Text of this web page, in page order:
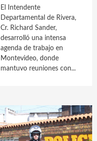
El Intendente
Departamental de Rivera,
Cr. Richard Sander,
desarrolló una intensa
agenda de trabajo en
Montevideo, donde
mantuvo reuniones con...